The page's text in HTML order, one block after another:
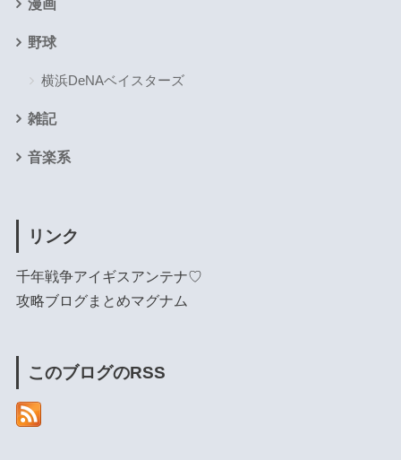
漫画
野球
横浜DeNAベイスターズ
雑記
音楽系
リンク
千年戦争アイギスアンテナ♡
攻略ブログまとめマグナム
このブログのRSS